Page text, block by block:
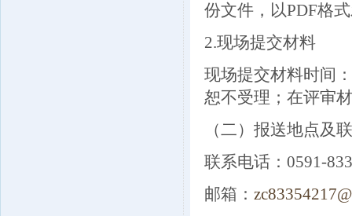
份文件，以PDF格
2.现场提交材料
现场提交材料时间
恕不受理；在评审
（二）报送地点及
联系电话：0591-
邮箱：